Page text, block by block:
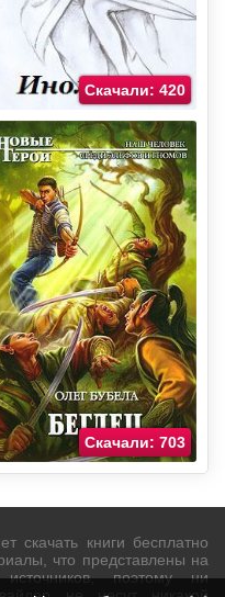
Скачали: 420
Скачали: 703
скачать книги бесплатно
что представлены на
поэтому ни